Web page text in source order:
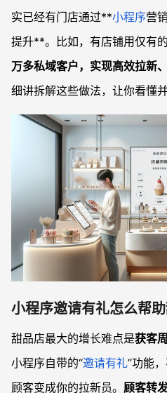
实已经有门店通过**小程序营
提升**。比如，有店铺用仅有
万多私域客户，实现高效拉新
细讲拆解这些做法，让你看懂
小程序邀请有礼怎么帮助
甜品店最大的增长难点是获客
小程序自带的“邀请有礼”功能
顾客变成你的拉新员。 顾客转